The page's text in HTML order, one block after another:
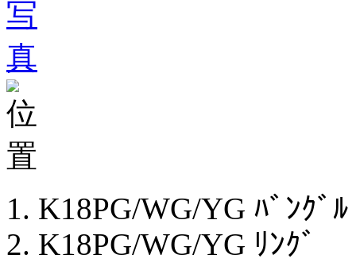
K18PG/WG/YG ﾊﾞﾝｸﾞﾙ
K18PG/WG/YG ﾘﾝｸﾞ